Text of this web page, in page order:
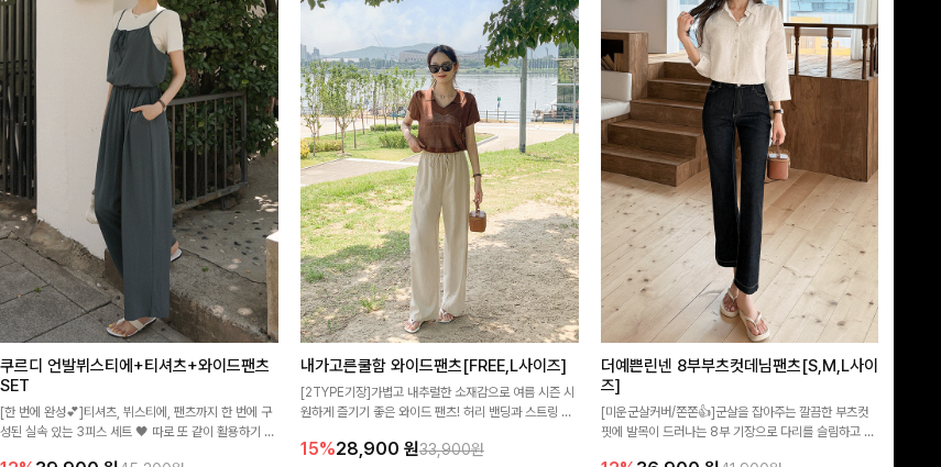
쿠르디 언발뷔스티에+티셔츠+와이드팬츠
SET
[한 번에 완성💕]티셔츠, 뷔스티에, 팬츠까지 한 번에 구
성된 실속 있는 3피스 세트 🖤 따로 또 같이 활용하기 좋
내가고른쿨함 와이드팬츠[FREE,L사이즈]
[2TYPE기장]가볍고 내추럴한 소재감으로 여름 시즌 시
원하게 즐기기 좋은 와이드 팬츠! 허리 밴딩과 스트링 디
이드핏이 군살을 자연스럽게 커버해준답니다:)
15%28,900 원33,900원
더예쁜린넨 8부부츠컷데님팬츠[S,M,L사이
즈]
[미운군살커버/쫀쫀👍]군살을 잡아주는 깔끔한 부츠컷
핏에 발목이 드러나는 8부 기장으로 다리를 슬림하고 길